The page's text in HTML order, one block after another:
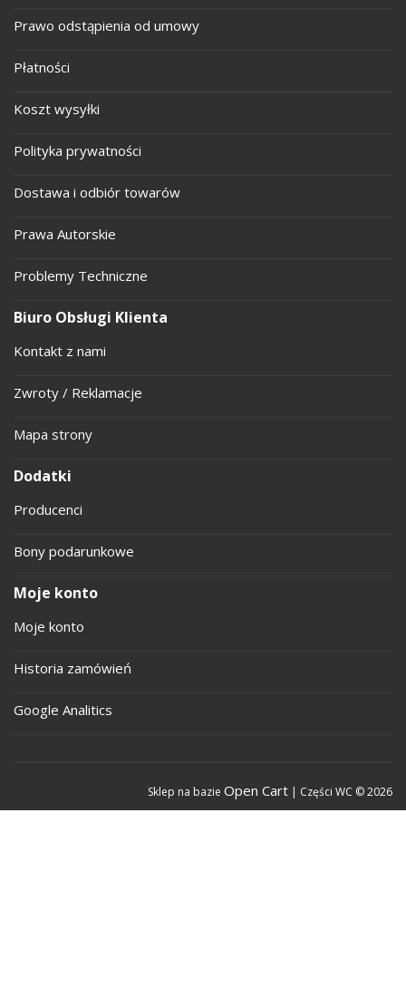
Prawo odstąpienia od umowy
Płatności
Koszt wysyłki
Polityka prywatności
Dostawa i odbiór towarów
Prawa Autorskie
Problemy Techniczne
Biuro Obsługi Klienta
Kontakt z nami
Zwroty / Reklamacje
Mapa strony
Dodatki
Producenci
Bony podarunkowe
Moje konto
Moje konto
Historia zamówień
Google Analitics
Sklep na bazie Open Cart | Części WC © 2026